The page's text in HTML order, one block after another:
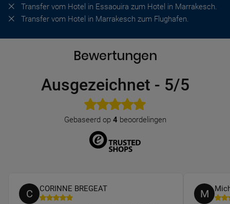
Transfer vom Hotel in Essaouira zum Hotel in Marrakesch.
Transfer vom Hotel in Marrakesch zum Flughafen.
Bewertungen
Ausgezeichnet - 5/5
Gebaseerd op 4beoordelingen
C CORINNE BREGEAT M